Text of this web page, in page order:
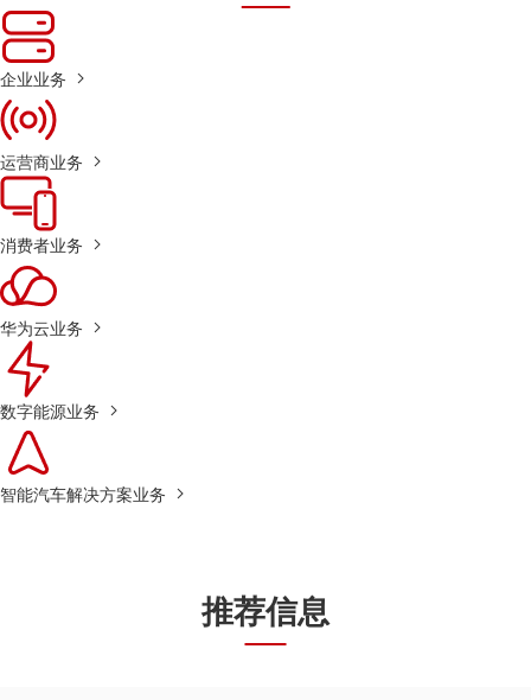
企业业务
运营商业务
消费者业务
华为云业务
数字能源业务
智能汽车解决方案业务
推荐信息